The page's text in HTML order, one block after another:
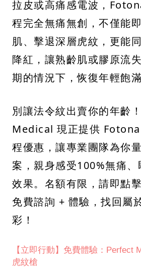
拉皮或高痛感電波，
程完全無痛無創，不僅能
肌、擊退深層虎紋，更能
降紅，讓熟齡肌或膠原流
期的情況下，恢復年輕飽
別讓法令紋出賣你的年齡
Medical 現正提供
程優惠，讓專業團隊為你
案，親身感受100%無痛
效果。名額有限，請即點
免費諮詢 + 體驗，找回屬
彩！
【立即行動】免費體驗：Perfect
虎紋槍